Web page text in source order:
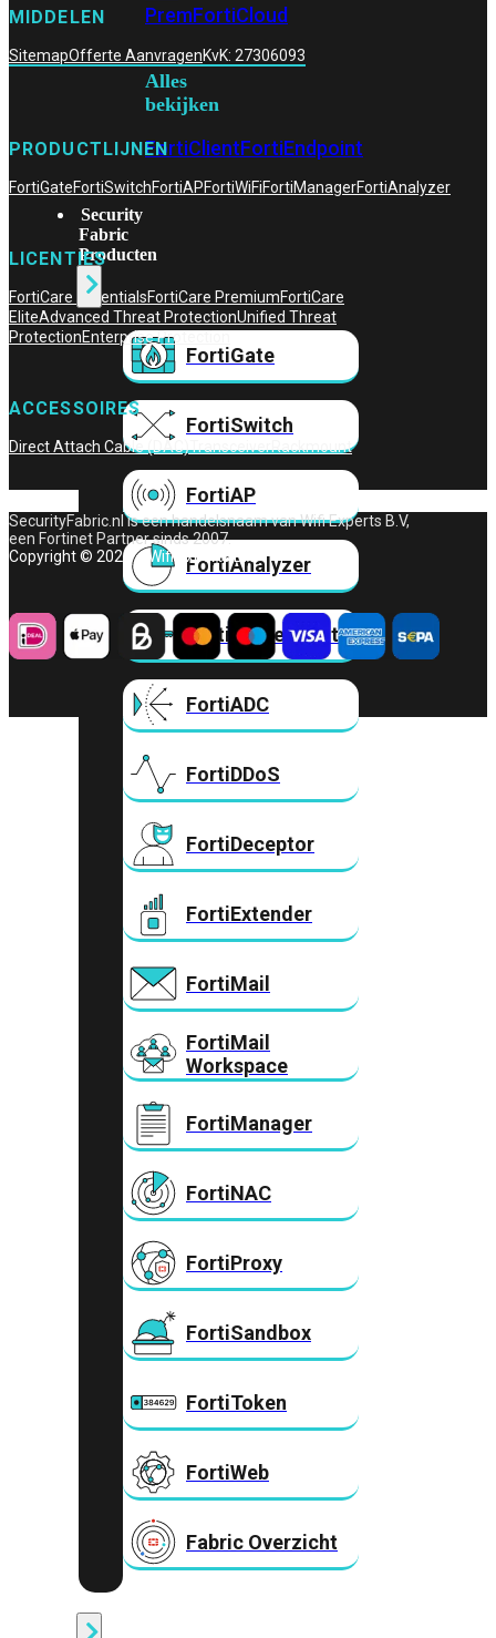
PremFortiCloud
Alles
bekijken
FortiClientFortiEndpoint
Security
Fabric
Producten
FortiGate
FortiSwitch
FortiAP
FortiAnalyzer
FortiAuthenticator
FortiADC
FortiDDoS
FortiDeceptor
FortiExtender
FortiMail
FortiMail
Workspace
FortiManager
FortiNAC
FortiProxy
FortiSandbox
FortiToken
FortiWeb
Fabric Overzicht
MIDDELEN
SitemapOfferte AanvragenKvK: 27306093
PRODUCTLIJNEN
FortiGateFortiSwitchFortiAPFortiWiFiFortiManagerFortiAnalyzer
LICENTIES
FortiCare EssentialsFortiCare PremiumFortiCare
EliteAdvanced Threat ProtectionUnified Threat
ProtectionEnterprise Protection
ACCESSOIRES
Direct Attach Cable (DAC)TransceiverRackmount
SecurityFabric.nl is een handelsnaam van Wifi Experts B.V,
een Fortinet Partner sinds 2007.
Copyright © 2026 – Wifi Experts B.V.